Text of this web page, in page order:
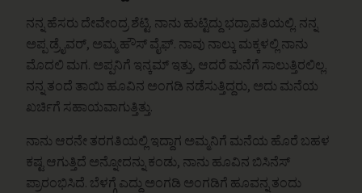
ನನ್ನ ಹೆಸರು ದೇವೇಂದ್ರ ಶೆಟ್ಟಿ. ನಾನು ಹುಟ್ಟಿದ್ದು ಭದ್ರಾವತಿಯಲ್ಲಿ. ನನ್ನ
ಅಪ್ಪ ಡ್ರೈವರ್, ಅಮ್ಮ ಹೌಸ್ ವೈಫ್. ನಾವು ನಾಲ್ಕು ಮಕ್ಕಳಲ್ಲಿ ನಾನು
ಮೊದಲಿ ಮಗ. ಅಪ್ಪನಿಗೆ ಇನ್ಕಮ್ ಇತ್ತು, ಆದರೆ ಮನೆಗೆ ಸಾಲುತ್ತಿರಲಿಲ್ಲ.
ನನ್ನ ತಂದೆ ತಾಯಿ ಹೂವಿನ ಅಂಗಡಿ ನಡೆಸುತ್ತಿದ್ದರು, ಅದು ಮನೆಯ
ಖರ್ಚಿಗೆ ಸಹಾಯವಾಗುತ್ತಿತ್ತು.
ನಾನು ಆರನೇ ತರಗತಿಯಲ್ಲಿ ಇದ್ದಾಗ ಅಮ್ಮನಿಗೆ ಮನೆಯ ಹೊರೆ ಬಹಳ
ಕಷ್ಟ ಆಗುತ್ತಿದೆ ಅನ್ನೋದನ್ನು ಕಂಡು, ನಾನು ಹೂವಿನ ಬಿಸಿನೆಸ್
ಪ್ರಾರಂಭಿಸಿದೆ. ಬೆಳಗ್ಗೆ ಎದ್ದು ಅಂಗಡಿ ಅಂಗಡಿಗೆ ಹೂವನ್ನ ತಂದು